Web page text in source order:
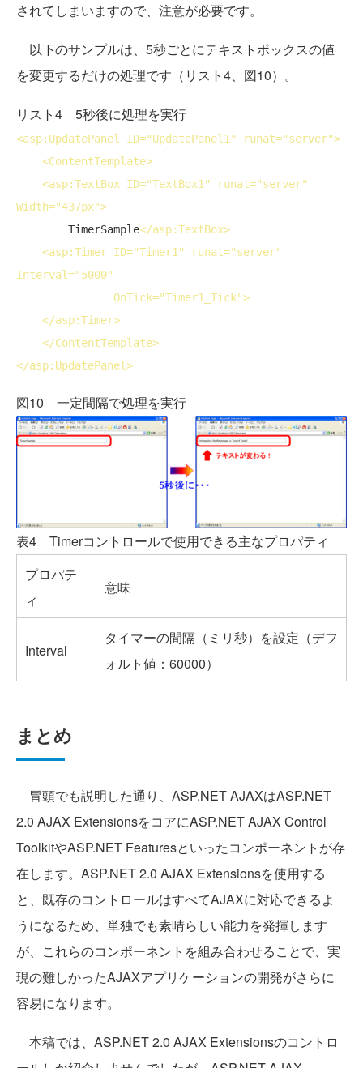
されてしまいますので、注意が必要です。
以下のサンプルは、5秒ごとにテキストボックスの値
を変更するだけの処理です（リスト4、図10）。
リスト4 5秒後に処理を実行
<asp:UpdatePanel ID="UpdatePanel1" runat="server">
<ContentTemplate>
<asp:TextBox ID="TextBox1" runat
Width="437px">
        TimerSample
</asp:TextBox>
<asp:Timer ID="Timer1" runat
Interval="5000"
OnTick="Timer1_Tick">
</asp:Timer>
</ContentTemplate>
</asp:UpdatePanel>
図10 一定間隔で処理を実行
表4 Timerコントロールで使用できる主なプロパティ
プロパテ
ィ
意味
Interval
タイマーの間隔（ミリ秒）を設定（デフ
ォルト値：60000）
まとめ
冒頭でも説明した通り、ASP.NET AJAXはASP.NET
2.0 AJAX ExtensionsをコアにASP.NET AJAX Control
ToolkitやASP.NET Featuresといったコンポーネントが存
在します。ASP.NET 2.0 AJAX Extensionsを使用する
と、既存のコントロールはすべてAJAXに対応できるよ
うになるため、単独でも素晴らしい能力を発揮します
が、これらのコンポーネントを組み合わせることで、実
現の難しかったAJAXアプリケーションの開発がさらに
容易になります。
本稿では、ASP.NET 2.0 AJAX Extensionsのコントロ